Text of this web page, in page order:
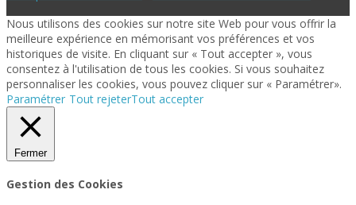
Nous utilisons des cookies sur notre site Web pour vous offrir la
meilleure expérience en mémorisant vos préférences et vos
historiques de visite. En cliquant sur « Tout accepter », vous
consentez à l'utilisation de tous les cookies. Si vous souhaitez
personnaliser les cookies, vous pouvez cliquer sur « Paramétrer».
Paramétrer Tout rejeterTout accepter
Fermer
Gestion des Cookies